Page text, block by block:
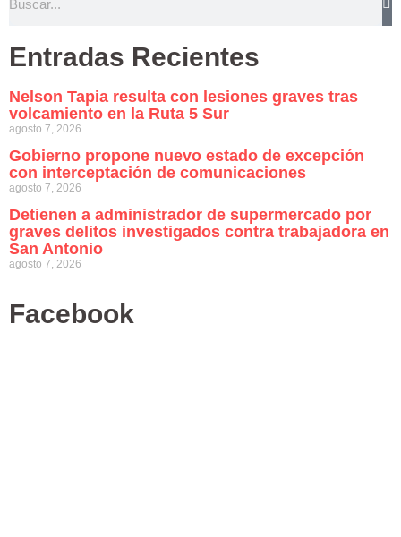
Entradas Recientes
Nelson Tapia resulta con lesiones graves tras
volcamiento en la Ruta 5 Sur
agosto 7, 2026
Gobierno propone nuevo estado de excepción
con interceptación de comunicaciones
agosto 7, 2026
Detienen a administrador de supermercado por
graves delitos investigados contra trabajadora en
San Antonio
agosto 7, 2026
Facebook